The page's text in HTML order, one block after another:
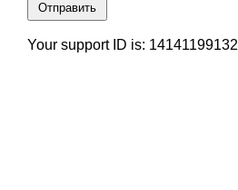
Отправить
Your support ID is: